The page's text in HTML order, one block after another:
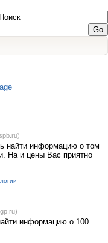
найти информацию о том
На и цены Вас приятно
информацию о 100